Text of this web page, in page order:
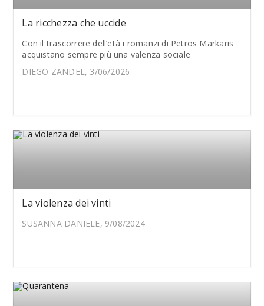
La ricchezza che uccide
Con il trascorrere dell’età i romanzi di Petros Markaris
acquistano sempre più una valenza sociale
DIEGO ZANDEL, 3/06/2026
La violenza dei vinti
SUSANNA DANIELE, 9/08/2024